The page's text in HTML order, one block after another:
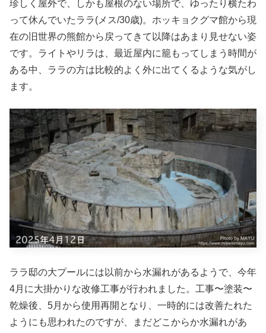
珍しく屋外で、しかも屋根のない場所で、ゆったり横たわ
って休んでいたララ(メス/30歳)。ホッキョクグマ館から現
在の旧世界の熊館から戻ってきて以降はあまり見せない姿
です。ライトやリラは、最近屋内に籠もってしまう時間が
ある中、ララの方は比較的よく外に出てくるような気がし
ます。
ララ邸の大プールには以前から水漏れがあるようで、今年
4月に大掛かりな改修工事が行われました。工事〜塗装〜
乾燥後、5月から使用再開となり、一時的には改善たれた
ようにも思われたのですが、まだどこからか水漏れがあ